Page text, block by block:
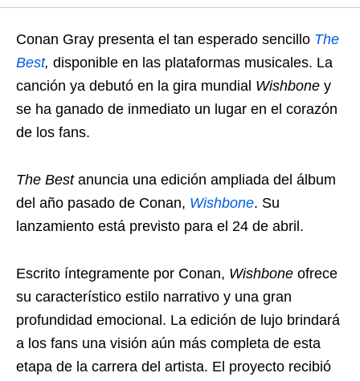
Conan Gray presenta el tan esperado sencillo The
Best, disponible en las plataformas musicales. La
canción ya debutó en la gira mundial Wishbone y
se ha ganado de inmediato un lugar en el corazón
de los fans.
The Bestanuncia una edición ampliada del álbum
del año pasado de Conan, Wishbone. Su
lanzamiento está previsto para el 24 de abril.
Escrito íntegramente por Conan, Wishbone ofrece
su característico estilo narrativo y una gran
profundidad emocional. La edición de lujo brindará
a los fans una visión aún más completa de esta
etapa de la carrera del artista. El proyecto recibió